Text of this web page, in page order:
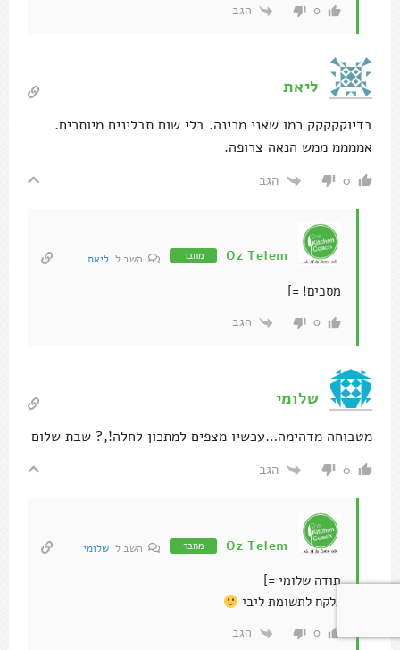
0 הגב
ליאת
בדיוקקקקק כמו שאני מכינה. בלי שום תבלינים מיותרים.
אממממ ממש הנאה צרופה.
0 הגב
Oz Telem מחבר השב ל ליאת
מסכים! =]
0 הגב
שלומי
מטבוחה מדהימה…עכשיו מצפים למתכון לחלה!,? שבת שלום
0 הגב
Oz Telem מחבר השב ל שלומי
תודה שלומי =]
נלקח לתשומת ליבי
0 הגב